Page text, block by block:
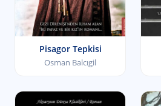
Pisagor Tepkisi
Osman Balcıgil